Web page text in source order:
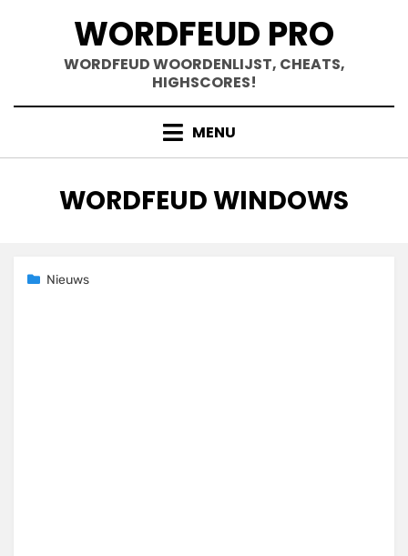
WORDFEUD PRO
WORDFEUD WOORDENLIJST, CHEATS,
HIGHSCORES!
MENU
TAG
:
WORDFEUD WINDOWS
Geplaatst
25 november 2020
Nieuws